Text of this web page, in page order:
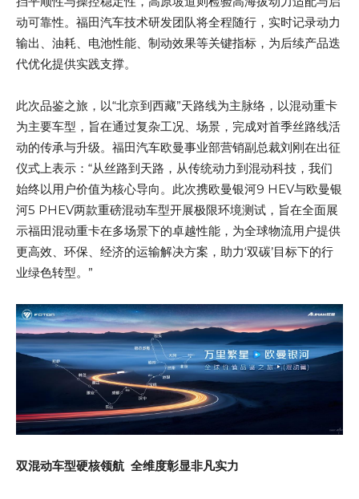
动可靠性。福田汽车技术研发团队将全程随行，实时记录动力
输出、油耗、电池性能、制动效果等关键指标，为后续产品迭
代优化提供实践支撑。
此次品鉴之旅，以“北京到西藏”天路线为主脉络，以混动重卡
为主要车型，旨在通过复杂工况、场景，完成对首季丝路线活
动的传承与升级。福田汽车欧曼事业部营销副总裁刘刚在出征
仪式上表示：“从丝路到天路，从传统动力到混动科技，我们
始终以用户价值为核心导向。此次携欧曼银河9 HEV与欧曼银
河5 PHEV两款重磅混动车型开展极限环境测试，旨在全面展
示福田混动重卡在多场景下的卓越性能，为全球物流用户提供
更高效、环保、经济的运输解决方案，助力‘双碳’目标下的行
业绿色转型。”
双混动车型硬核领航 全维度彰显非凡实力